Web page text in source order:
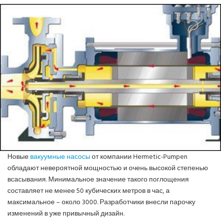
САМОСТОЯТЕЛЬНЫЙ МОНТАЖ КОНДИЦИОНЕРОВ
ПОЗНАВАТЕЛЬНЫЕ СТАТЬИ
ИНВЕРТОРНЫЕ КОНДИЦИОНЕРЫ
СПРАВОЧНЫЕ МАТЕРИАЛЫ
КОНДИЦИОНИРОВАНИЕ СЕРВЕРНОЙ
ИСТОРИЯ БРЕНДОВ
Новыевакуумные насосыот компании Hermetic-Pumpen
обладают невероятной мощностью и очень высокой степенью
всасывания. Минимальное значение такого поглощения
составляет не менее 50 кубических метров в час, а
максимальное – около 3000. Разработчики внесли парочку
изменений в уже привычный дизайн.